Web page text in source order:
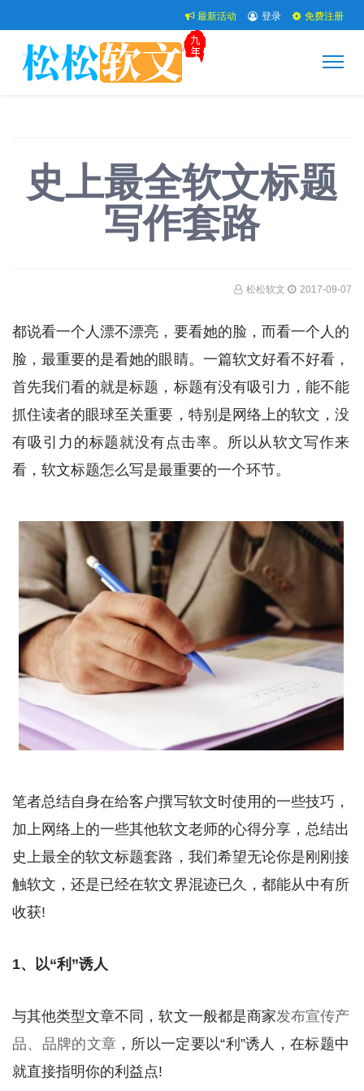
最新活动 登录 免费注册
史上最全软文标题
写作套路
松松软文 2017-09-07
都说看一个人漂不漂亮，要看她的脸，而看一个人的
脸，最重要的是看她的眼睛。一篇软文好看不好看，
首先我们看的就是标题，标题有没有吸引力，能不能
抓住读者的眼球至关重要，特别是网络上的软文，没
有吸引力的标题就没有点击率。所以从软文写作来
看，软文标题怎么写是最重要的一个环节。
笔者总结自身在给客户撰写软文时使用的一些技巧，
加上网络上的一些其他软文老师的心得分享，总结出
史上最全的软文标题套路，我们希望无论你是刚刚接
触软文，还是已经在软文界混迹已久，都能从中有所
收获!
1、以“利”诱人
与其他类型文章不同，软文一般都是商家发布宣传产
品、品牌的文章 ，所以一定要以“利”诱人，在标题中
就直接指明你的利益点!